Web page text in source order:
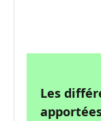
Les